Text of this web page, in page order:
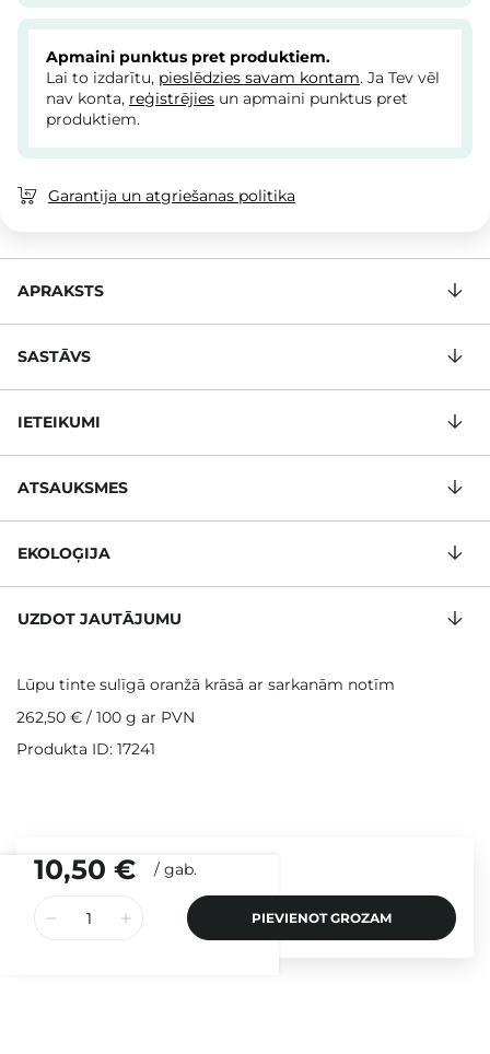
10,50 € / gab.
PIEVIENOT GROZAM
Apmaini punktus pret produktiem.
Lai to izdarītu, pieslēdzies savam kontam. Ja Tev vēl
nav konta, reģistrējies un apmaini punktus pret
produktiem.
Garantija un atgriešanas politika
APRAKSTS
SASTĀVS
IETEIKUMI
ATSAUKSMES
EKOLOĢIJA
UZDOT JAUTĀJUMU
Lūpu tinte sulīgā oranžā krāsā ar sarkanām notīm
262,50 € / 100 g ar PVN
Produkta ID: 17241